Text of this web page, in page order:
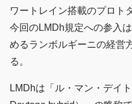
ワートレイン搭載のプロト
今回のLMDh規定への参入
めるランボルギーニの経営
る。
LMDhは「ル・マン・デイ